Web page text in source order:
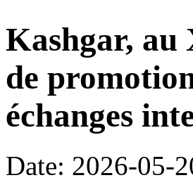
Kashgar, au
de
échanges
Date: 2026-05-